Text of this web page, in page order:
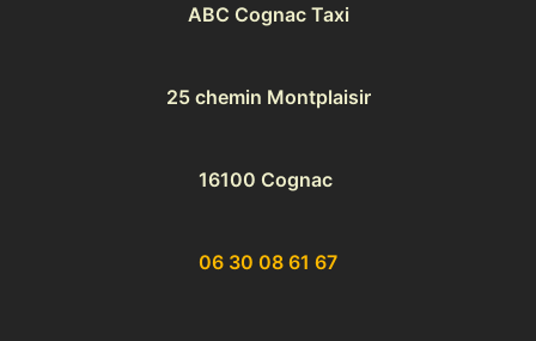
ABC Cognac Taxi
25 chemin Montplaisir
16100 Cognac
06 30 08 61 67